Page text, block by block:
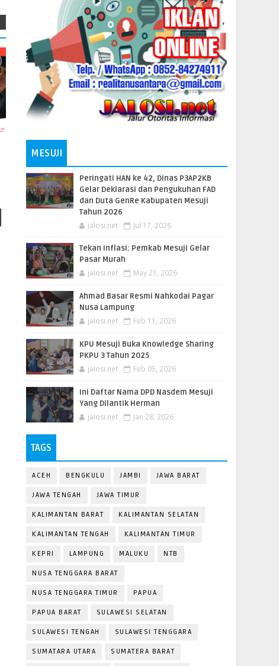
MESUJI
Peringati HAN ke 42, Dinas P3AP2KB
Gelar Deklarasi dan Pengukuhan FAD
dan Duta GenRe Kabupaten Mesuji
Tahun 2026
jalosi.net Jul 17, 2026
Tekan Inflasi: Pemkab Mesuji Gelar
Pasar Murah
jalosi.net May 21, 2026
Ahmad Basar Resmi Nahkodai Pagar
Nusa Lampung
jalosi.net Feb 11, 2026
KPU Mesuji Buka Knowledge Sharing
PKPU 3 Tahun 2025
jalosi.net Feb 05, 2026
Ini Daftar Nama DPD Nasdem Mesuji
Yang Dilantik Herman
jalosi.net Jan 28, 2026
TAGS
ACEH BENGKULU JAMBI JAWA BARAT
JAWA TENGAH JAWA TIMUR
KALIMANTAN BARAT KALIMANTAN SELATAN
KALIMANTAN TENGAH KALIMANTAN TIMUR
KEPRI LAMPUNG MALUKU NTB
NUSA TENGGARA BARAT
NUSA TENGGARA TIMUR PAPUA
PAPUA BARAT SULAWESI SELATAN
SULAWESI TENGAH SULAWESI TENGGARA
SUMATARA UTARA SUMATERA BARAT